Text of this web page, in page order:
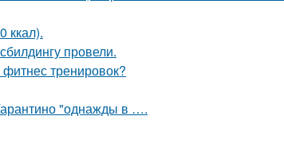
ккал).
провели.
тренировок?
"однажды в ….